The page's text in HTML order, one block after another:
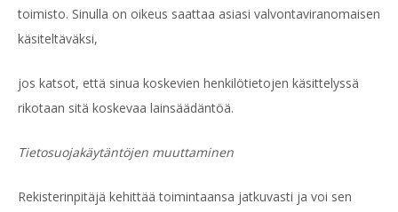
toimisto. Sinulla on oikeus saattaa asiasi valvontaviranomaisen
käsiteltäväksi,
jos katsot, että sinua koskevien henkilötietojen käsittelyssä
rikotaan sitä koskevaa lainsäädäntöä.
Tietosuojakäytäntöjen muuttaminen
Rekisterinpitäjä kehittää toimintaansa jatkuvasti ja voi sen